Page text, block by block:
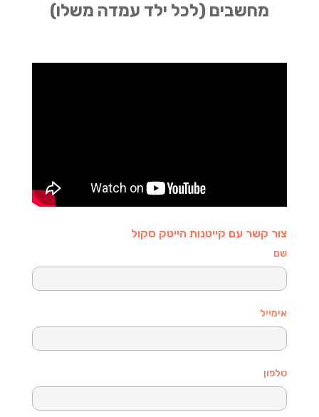
מחשבים (לכל ילד עמדה משלו)
צור קשר עם קייטנות הייטק סקול
שם
אימייל
טלפון